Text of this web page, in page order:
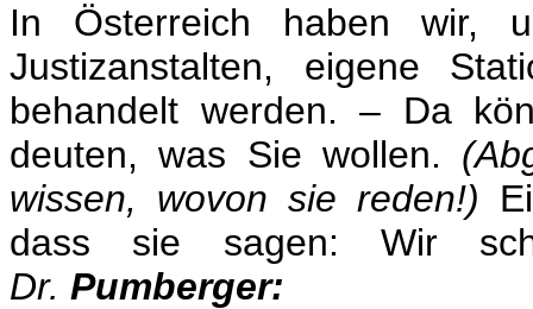
In Österreich haben wir,
Justizanstalten, eigene
behandelt werden. – Da
deuten, was Sie wollen.
wissen, wovon sie reden!)
dass sie sagen: Wir
Dr. Pumberger: